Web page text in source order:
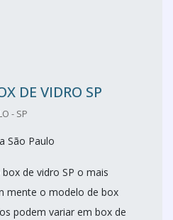
DE VIDRO SP
- SP
São Paulo
de vidro SP o mais
mente o modelo de box
podem variar em box de